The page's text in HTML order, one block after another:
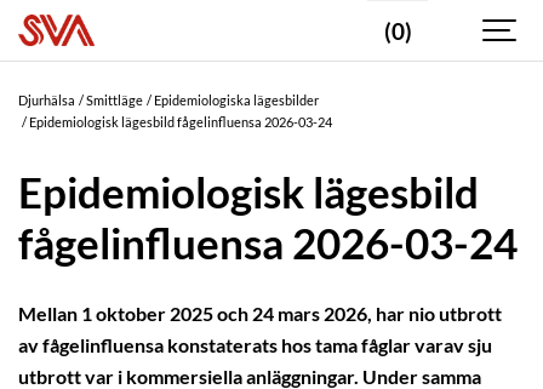
(0)
Djurhälsa Smittläge
Epidemiologiska lägesbilder
Epidemiologisk lägesbild fågelinfluensa 2026-03-24
Epidemiologisk lägesbild
fågelinfluensa 2026-03-24
Mellan 1 oktober 2025 och 24 mars 2026, har nio utbrott
av fågelinfluensa konstaterats hos tama fåglar varav sju
utbrott var i kommersiella anläggningar. Under samma